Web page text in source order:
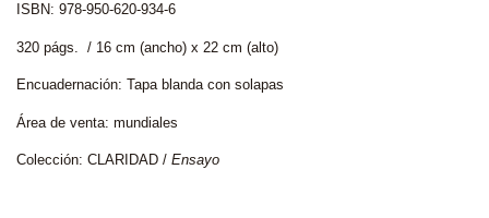
ISBN: 978-950-620-934-6
320 págs. / 16 cm (ancho) x 22 cm (alto)
Encuadernación: Tapa blanda con solapas
Área de venta: mundiales
Colección: CLARIDAD / Ensayo